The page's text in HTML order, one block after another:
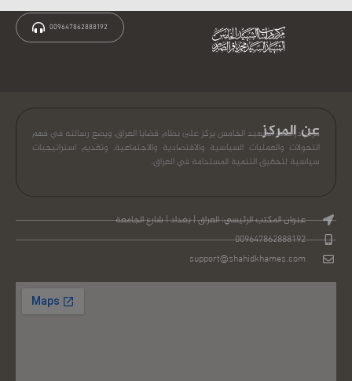
009647862888192
عن المركز
مركز دراسات الشهيد الخامس يركز على نظام قضايا العراق، ويضع رسالته في فهم
التحولات والعمليات السياسية والاقتصادية والاجتماعية، وتقديم استراتيجيات
سياسية لتحقيق التنمية المستدامة في العراق.
عنوان المكتب الرئيسي: العراق | بغداد | شارع الجامعة
009647862888192
support@shahidkhames.com